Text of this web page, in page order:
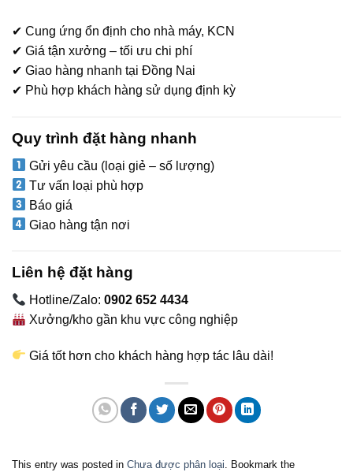
✔ Cung ứng ổn định cho nhà máy, KCN
✔ Giá tận xưởng – tối ưu chi phí
✔ Giao hàng nhanh tại Đồng Nai
✔ Phù hợp khách hàng sử dụng định kỳ
Quy trình đặt hàng nhanh
Gửi yêu cầu (loại giẻ – số lượng)
Tư vấn loại phù hợp
Báo giá
Giao hàng tận nơi
Liên hệ đặt hàng
Hotline/Zalo:0902 652 4434
Xưởng/kho gần khu vực công nghiệp
Giá tốt hơn cho khách hàng hợp tác lâu dài!
This entry was posted in Chưa được phân loại. Bookmark the